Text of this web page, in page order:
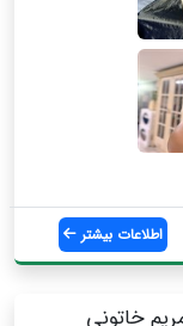
اطلاعات بیشتر
خاتونی